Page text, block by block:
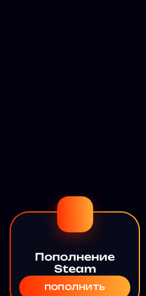
Пополнение
Steam
ПОПОЛНИТЬ